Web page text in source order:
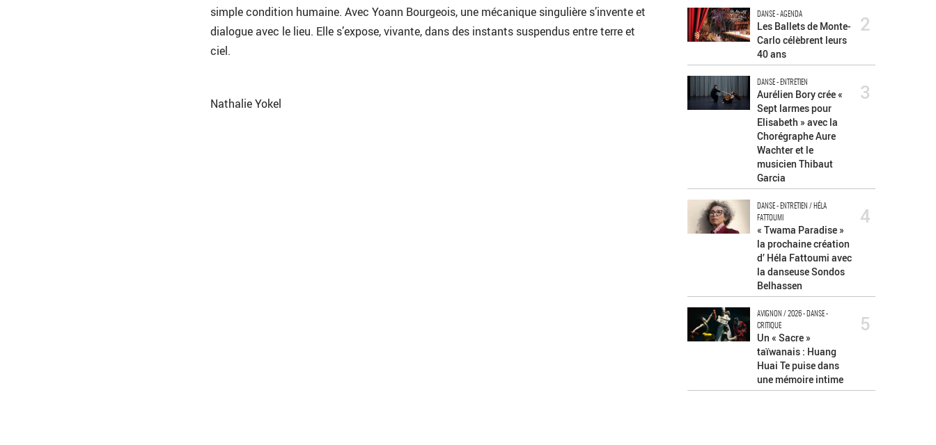
simple condition humaine. Avec Yoann Bourgeois, une mécanique singulière s’invente et
dialogue avec le lieu. Elle s’expose, vivante, dans des instants suspendus entre terre et
ciel.
Nathalie Yokel
DANSE - AGENDA
Les Ballets de Monte-
Carlo célèbrent leurs
40 ans
2
DANSE - ENTRETIEN
Aurélien Bory crée «
Sept larmes pour
Elisabeth » avec la
Chorégraphe Aure
Wachter et le
musicien Thibaut
Garcia
3
DANSE - ENTRETIEN / HÉLA
FATTOUMI
« Twama Paradise »
la prochaine création
d’ Héla Fattoumi avec
la danseuse Sondos
Belhassen
4
AVIGNON / 2026 - DANSE -
CRITIQUE
Un « Sacre »
taïwanais : Huang
Huai Te puise dans
une mémoire intime
5